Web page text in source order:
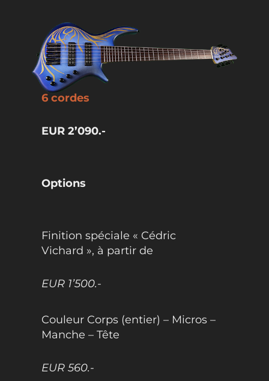
6 cordes
EUR 2’090.-
Options
Finition spéciale « Cédric
Vichard », à partir de
EUR 1’500.-
Couleur Corps (entier) – Micros –
Manche – Tête
EUR 560.-